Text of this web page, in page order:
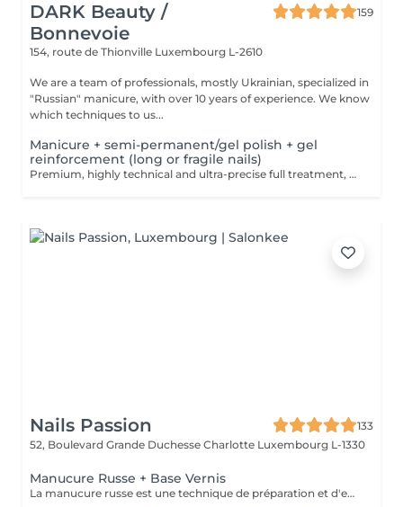
DARK Beauty /
Bonnevoie
159
154, route de Thionville Luxembourg L-2610
We are a team of professionals, mostly Ukrainian, specialized in
"Russian" manicure, with over 10 years of experience. We know
which techniques to us...
Manicure + semi-permanent/gel polish + gel
reinforcement (long or fragile nails)
Premium, highly technical and ultra-precise full treatment, performed mainly with an e-file to achieve a perfectly clean nail contour and apply the polish as close as possible, even slightly under the cuticle. This technique helps visually delay the regrowth by around 10 days. Visual result: -Extremely well-groomed nails, clean contours, flawless shape -Instagram / photo studio effect: neat, precise, with no visible dry skin We also include a gel reinforcement, recommended for long or fragile or broken nails. A perfect solution for flawless and long-lasting nails: -The average durability is 4 weeks!! Service content -> 95€ : -Removal of old semi-permanent and/or gel polish (if needed, already include in this price/service) -Very meticulous preparation of the nail plate -Removal of dead skin -Shape and file nails -Gentle cuticle care -Correction of the nail shape -Gel reinforcement -Application of semi-permanent nail polish -Application of cuticle oil and hand cream Optional : -Price per nail extension on up to 5 nails (if so please book "WITH simple design") +3€/nail -Price per nail for nail art on up to 5 nails (if so please book "WITH simple design") +3€/nail -Price for simple design (French, Chrome, Baby Boomer, Cat Eyes, Stickers, Foil) 6-10 nails -> +20€ -Price for complex design (3D, Hand drawings, Stamping, French with Chrome, Baby Boomer with Chrome, French with Cat Eyes) 6-10 nails -> +30€
Nails Passion
133
52, Boulevard Grande Duchesse Charlotte Luxembourg L-1330
Manucure Russe + Base Vernis
La manucure russe est une technique de préparation et d'embellissement aussi précise qu'efficace, qui consiste à arranger et sculpter délicatement le contour de l'ongle à l'aide d'outils de précision spécialisés. Esthétique mais aussi pratique, ce travail à la base de l'ongle offre un résultat lisse et net : des contours parfaitement définis, des cuticules durablement éliminées, un gain de longueur... En bref, un aspect soigné pour résultat irréprochable. La formule révolutionnaire de la base protéine Indigo rallonge les ongles, les renforcent naturellement et répare les cassures. Le résultat ? De longs ongles fortifiés qui ne se fendent pas, un véritable soin précieux.